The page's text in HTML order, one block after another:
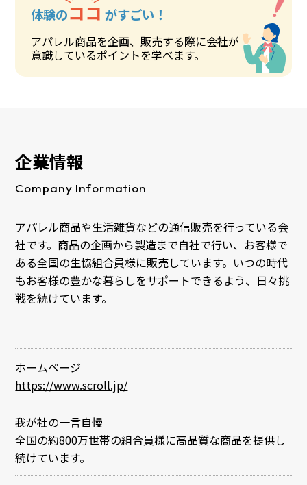
体験のココ がすごい！
アパレル商品を企画、販売する際に会社が
意識しているポイントを学べます。
企業情報
Company Information
アパレル商品や生活雑貨などの通信販売を行っている会
社です。商品の企画から製造まで自社で行い、お客様で
ある全国の生協組合員様に販売しています。いつの時代
もお客様の豊かな暮らしをサポートできるよう、日々挑
戦を続けています。
ホームページ
https://www.scroll.jp/
我が社の一言自慢
全国の約800万世帯の組合員様に高品質な商品を提供し
続けています。